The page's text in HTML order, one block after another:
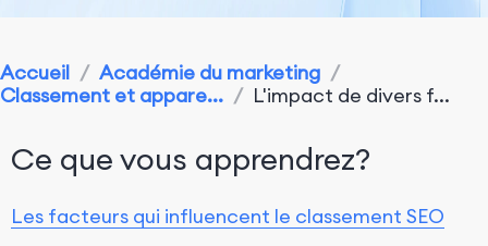
Accueil / Académie du marketing /
Classement et appare... / L'impact de divers f...
Ce que vous apprendrez?
Les facteurs qui influencent le classement SEO